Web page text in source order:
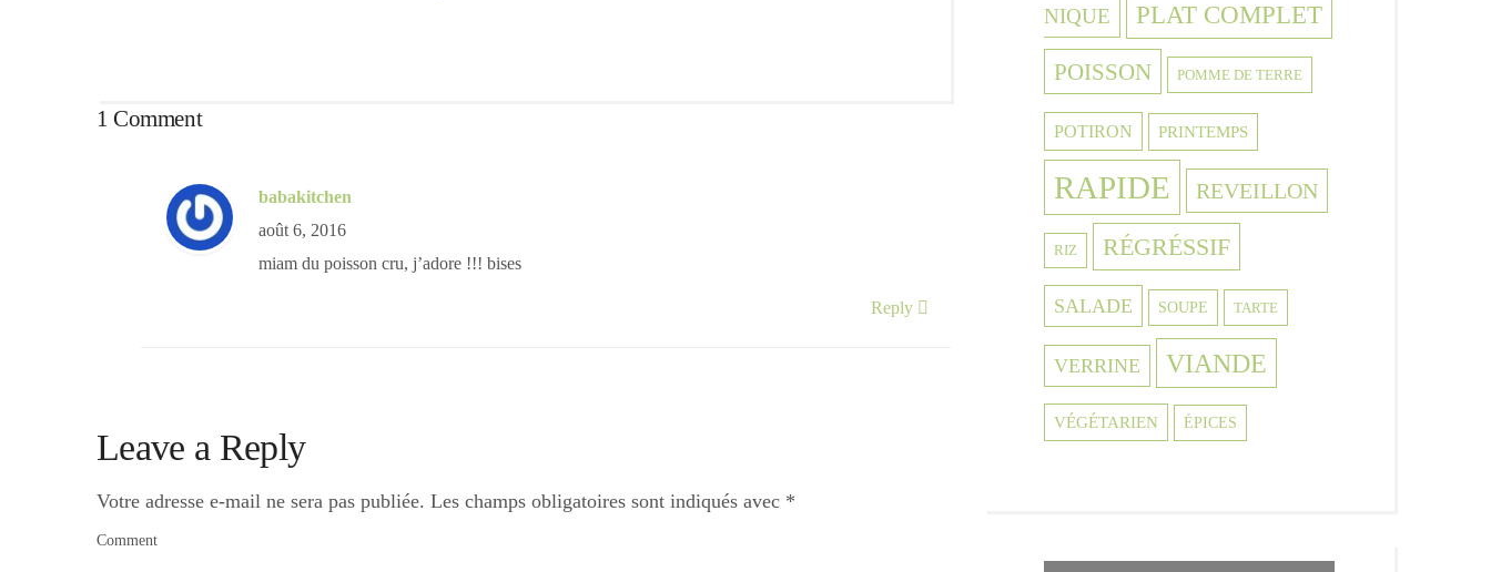
1 Comment
babakitchen
août 6, 2016
miam du poisson cru, j’adore !!! bises
Reply
Leave a Reply
Votre adresse e-mail ne sera pas publiée. Les champs obligatoires sont indiqués avec *
Comment
NIQUE PLAT COMPLET
POISSON POMME DE TERRE
POTIRON PRINTEMPS
RAPIDE REVEILLON
RIZ RÉGRÉSSIF
SALADE SOUPE TARTE
VERRINE VIANDE
VÉGÉTARIEN ÉPICES